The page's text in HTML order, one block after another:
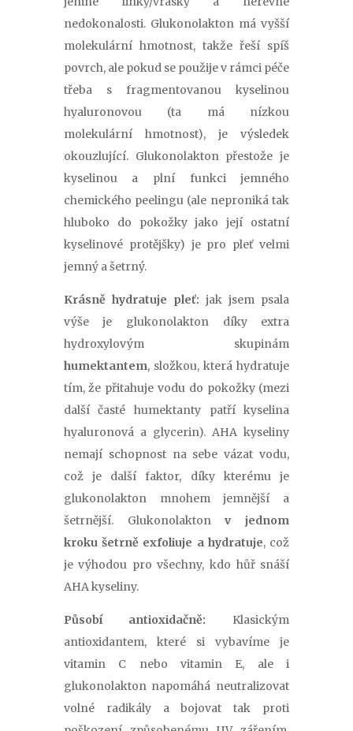
nedokonalosti. Glukonolakton má vyšší
molekulární hmotnost, takže řeší spíš
povrch, ale pokud se použije v rámci péče
třeba s fragmentovanou kyselinou
hyaluronovou (ta má nízkou
molekulární hmotnost), je výsledek
okouzlující. Glukonolakton přestože je
kyselinou a plní funkci jemného
chemického peelingu (ale neproniká tak
hluboko do pokožky jako její ostatní
kyselinové protějšky) je pro pleť velmi
jemný a šetrný.
Krásně hydratuje pleť: jak jsem psala
výše je glukonolakton díky extra
hydroxylovým skupinám
humektantem, složkou, která hydratuje
tím, že přitahuje vodu do pokožky (mezi
další časté humektanty patří kyselina
hyaluronová a glycerin). AHA kyseliny
nemají schopnost na sebe vázat vodu,
což je další faktor, díky kterému je
glukonolakton mnohem jemnější a
šetrnější. Glukonolaktonv jednom
kroku šetrně exfoliuje a hydratuje, což
je výhodou pro všechny, kdo hůř snáší
AHA kyseliny.
Působí antioxidačně: Klasickým
antioxidantem, které si vybavíme je
vitamin C nebo vitamin E, ale i
glukonolakton napomáhá neutralizovat
volné radikály a bojovat tak proti